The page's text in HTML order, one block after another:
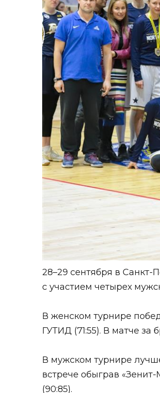
28–29 сентября в
с участием четырех
В женском турнире
ГУТИД (71:55). В матче
В мужском турнире
встрече обыграв
(90:85).